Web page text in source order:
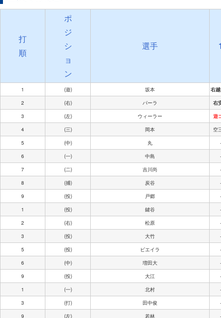
打
順
ポ
ジ
シ
ョ
ン
選手
1 (遊) 坂本
右
2
(右) パーラ
右
3
(左) ウィーラー
遊
4
(三) 岡本
空
5
(中) 丸
-
6
(一) 中島
-
7
(二) 吉川尚
-
8
(捕) 炭谷
-
9
(投) 戸郷
-
1
(投) 鍵谷
-
2
(右) 松原
-
3
(投) 大竹
-
5
(投) ビエイラ
-
6
(中) 増田大
-
9
(投) 大江
-
1
(一) 北村
-
3
(打) 田中俊
-
9
(左) 若林 -